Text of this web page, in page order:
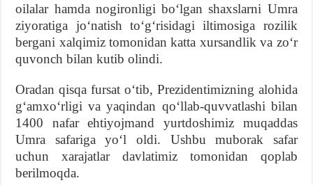
oilalar hamda nogironligi boʻlgan shaxslarni Umra
ziyoratiga joʻnatish toʻgʻrisidagi iltimosiga rozilik
bergani xalqimiz tomonidan katta xursandlik va zoʻr
quvonch bilan kutib olindi.
Oradan qisqa fursat oʻtib, Prezidentimizning alohida
gʻamxoʻrligi va yaqindan qoʻllab-quvvatlashi bilan
1400 nafar ehtiyojmand yurtdoshimiz muqaddas
Umra safariga yoʻl oldi. Ushbu muborak safar
uchun xarajatlar davlatimiz tomonidan qoplab
berilmoqda.